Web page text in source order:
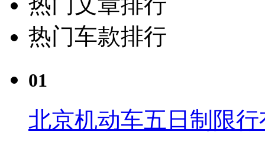
热门车款排行
01
北京机动车五日制限